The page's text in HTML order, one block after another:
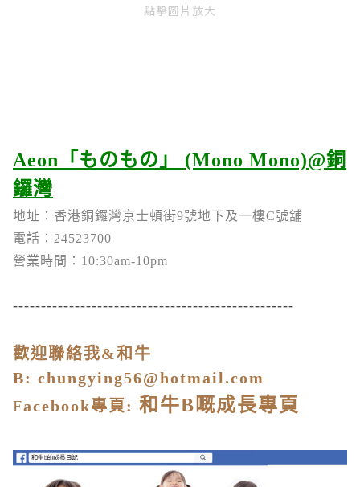
點擊圖片放大
Aeon「ものもの」 (Mono Mono)@銅
鑼灣
地址：香港銅鑼灣京士頓街9號地下及一樓C號舖
電話：24523700
營業時間：10:30am-10pm
--------------------------------------------------
歡迎聯絡我&和牛
B: chungying56@hotmail.com
Facebook專頁 : 和牛B 嘅成長專頁